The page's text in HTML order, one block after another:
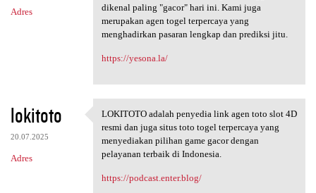
Adres
dikenal paling "gacor" hari ini. Kami juga
merupakan agen togel terpercaya yang
menghadirkan pasaran lengkap dan prediksi jitu.
https://yesona.la/
lokitoto
20.07.2025
Adres
LOKITOTO adalah penyedia link
LOKITOTO adalah penyedia link agen toto slot 4D
resmi dan juga situs toto togel terpercaya yang
menyediakan pilihan game gacor dengan
pelayanan terbaik di Indonesia.
https://podcast.enter.blog/